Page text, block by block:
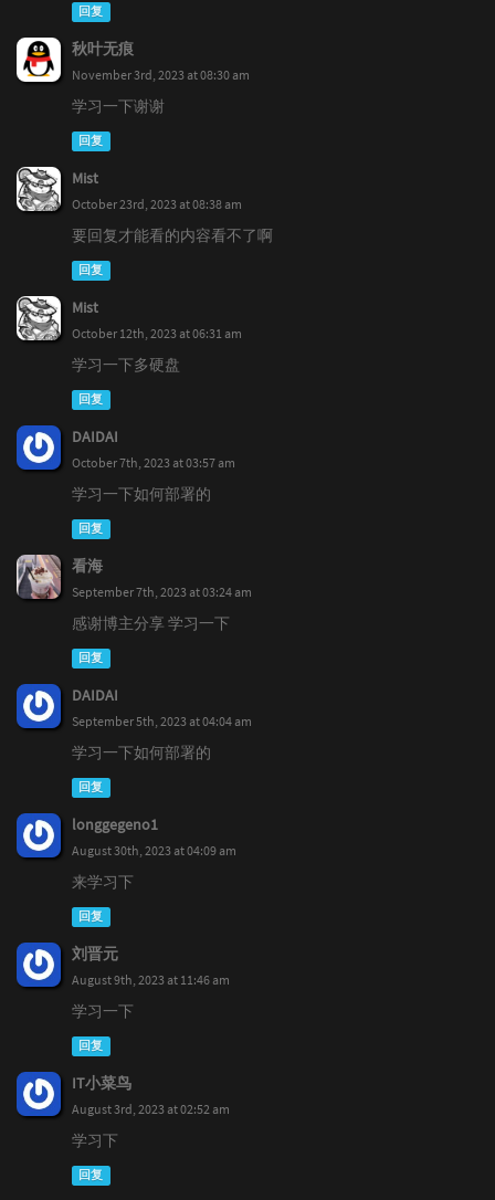
回复
秋叶无痕
November 3rd, 2023 at 08:30 am
学习一下谢谢
回复
Mist
October 23rd, 2023 at 08:38 am
要回复才能看的内容看不了啊
回复
Mist
October 12th, 2023 at 06:31 am
学习一下多硬盘
回复
DAIDAI
October 7th, 2023 at 03:57 am
学习一下如何部署的
回复
看海
September 7th, 2023 at 03:24 am
感谢博主分享 学习一下
回复
DAIDAI
September 5th, 2023 at 04:04 am
学习一下如何部署的
回复
longgegeno1
August 30th, 2023 at 04:09 am
来学习下
回复
刘晋元
August 9th, 2023 at 11:46 am
学习一下
回复
IT小菜鸟
August 3rd, 2023 at 02:52 am
学习下
回复